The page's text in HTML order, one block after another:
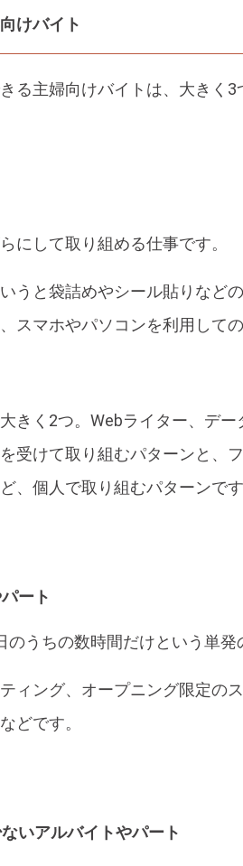
けバイト
る主婦向けバイトは、大きく3
にして取り組める仕事です。
うと袋詰めやシール貼りなど
スマホやパソコンを利用して
きく2つ。Webライター、デ
受けて取り組むパターンと、
、個人で取り組むパターンです
ート
うちの数時間だけという単発
ィング、オープニング限定の
どです。
いアルバイトやパート